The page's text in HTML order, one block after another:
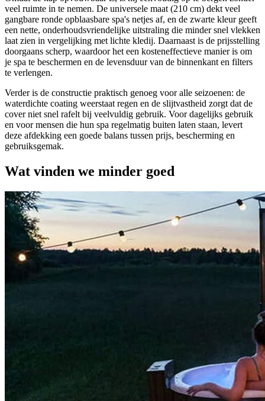
veel ruimte in te nemen. De universele maat (210 cm) dekt veel
gangbare ronde opblaasbare spa's netjes af, en de zwarte kleur geeft
een nette, onderhoudsvriendelijke uitstraling die minder snel vlekken
laat zien in vergelijking met lichte kledij. Daarnaast is de prijsstelling
doorgaans scherp, waardoor het een kosteneffectieve manier is om
je spa te beschermen en de levensduur van de binnenkant en filters
te verlengen.
Verder is de constructie praktisch genoeg voor alle seizoenen: de
waterdichte coating weerstaat regen en de slijtvastheid zorgt dat de
cover niet snel rafelt bij veelvuldig gebruik. Voor dagelijks gebruik
en voor mensen die hun spa regelmatig buiten laten staan, levert
deze afdekking een goede balans tussen prijs, bescherming en
gebruiksgemak.
Wat vinden we minder goed